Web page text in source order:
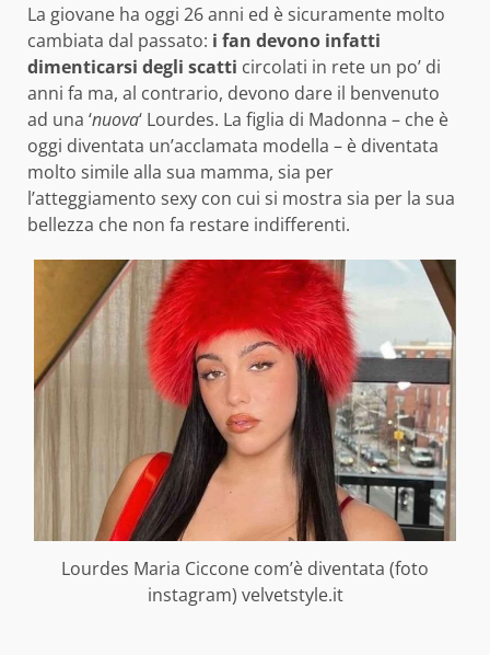
La giovane ha oggi 26 anni ed è sicuramente molto
cambiata dal passato: i fan devono infatti
dimenticarsi degli scatti circolati in rete un po’ di
anni fa ma, al contrario, devono dare il benvenuto
ad una ‘nuova‘ Lourdes. La figlia di Madonna – che è
oggi diventata un’acclamata modella – è diventata
molto simile alla sua mamma, sia per
l’atteggiamento sexy con cui si mostra sia per la sua
bellezza che non fa restare indifferenti.
Lourdes Maria Ciccone com’è diventata (foto
instagram) velvetstyle.it